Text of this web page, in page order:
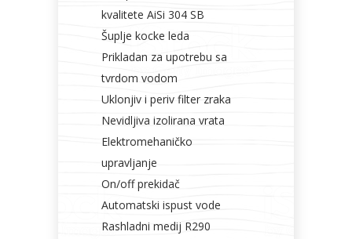
kvalitete AiSi 304 SB
Šuplje kocke leda
Prikladan za upotrebu sa
tvrdom vodom
Uklonjiv i periv filter zraka
Nevidljiva izolirana vrata
Elektromehaničko
upravljanje
On/off prekidač
Automatski ispust vode
Rashladni medij R290